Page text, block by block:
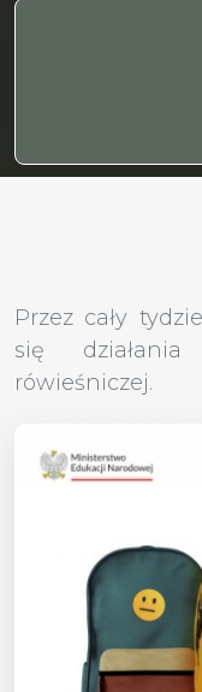
Przez cały
się działania
rówieśniczej.